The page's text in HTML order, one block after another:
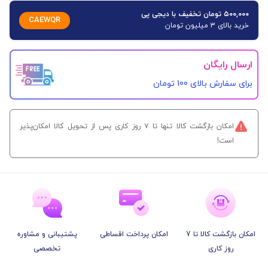
۵۰۰,۰۰۰ تومان تخفیف با دیجی پی
خرید بالای 3 میلیون تومان
CAEWQR
ارسال رایگان
برای سفارش‌ بالای 100 تومان
امکان بازگشت کالا تنها تا ۷ روز کاری پس از تحویل کالا امکان‌پذیر
است!
امکان بازگشت کالا تا 7
روز کاری
امکان پرداخت اقساطی
پشتیبانی و مشاوره
تخصصی